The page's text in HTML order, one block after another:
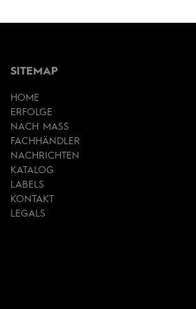
SITEMAP
HOME
ERFOLGE
NACH MASS
FACHHÄNDLER
NACHRICHTEN
KATALOG
LABELS
KONTAKT
LEGALS